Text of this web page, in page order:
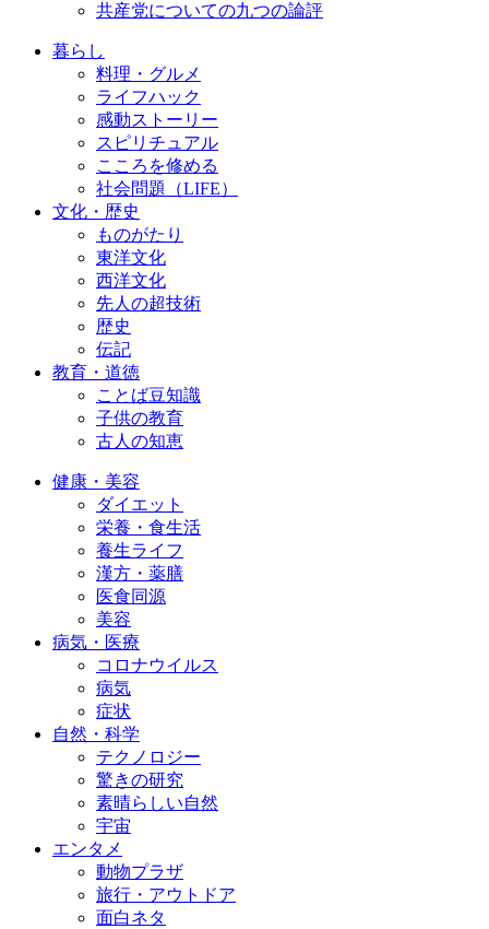
共産党についての九つの論評
暮らし
料理・グルメ
ライフハック
感動ストーリー
スピリチュアル
こころを修める
社会問題（LIFE）
文化・歴史
ものがたり
東洋文化
西洋文化
先人の超技術
歴史
伝記
教育・道徳
ことば豆知識
子供の教育
古人の知恵
健康・美容
ダイエット
栄養・食生活
養生ライフ
漢方・薬膳
医食同源
美容
病気・医療
コロナウイルス
病気
症状
自然・科学
テクノロジー
驚きの研究
素晴らしい自然
宇宙
エンタメ
動物プラザ
旅行・アウトドア
面白ネタ